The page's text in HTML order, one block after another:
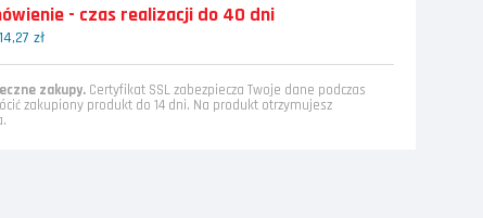
- czas realizacji do 40 dni
14,27 zł
zakupy.Certyfikat SSL zabezpiecza Twoje dane podczas
zakupiony produkt do 14 dni. Na produkt otrzymujesz